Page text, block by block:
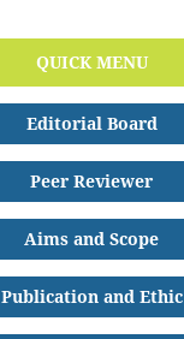
QUICK MENU
Editorial Board
Peer Reviewer
Aims and Scope
Publication and Ethic